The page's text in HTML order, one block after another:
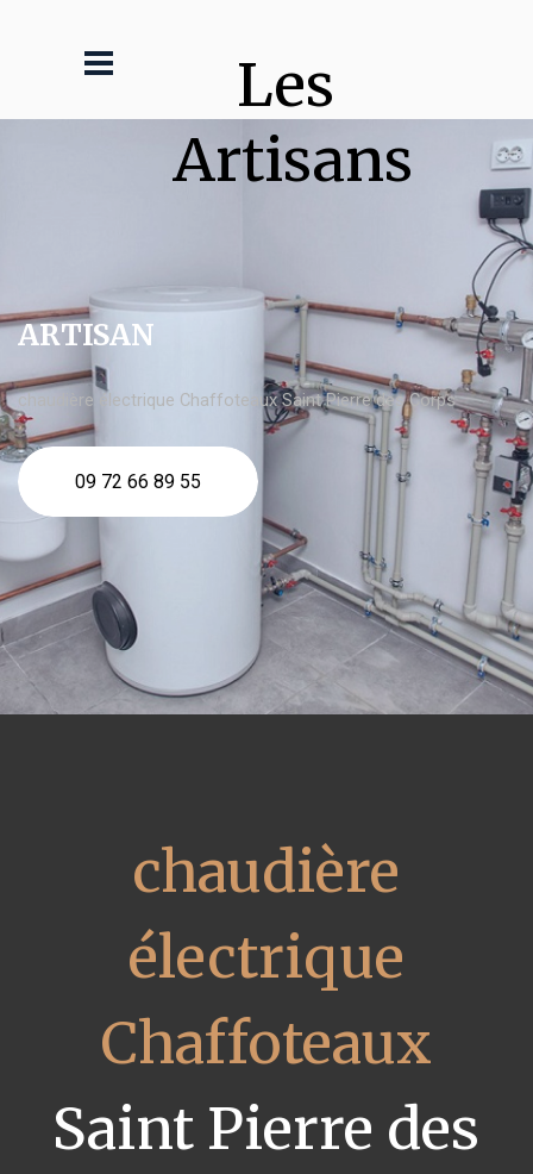
Les
Artisans
ARTISAN
chaudière électrique Chaffoteaux Saint Pierre des Corps
09 72 66 89 55
chaudière
électrique
Chaffoteaux
Saint Pierre des